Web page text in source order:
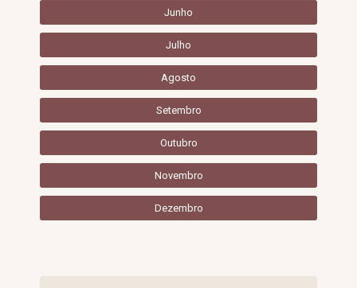
Junho
Julho
Agosto
Setembro
Outubro
Novembro
Dezembro